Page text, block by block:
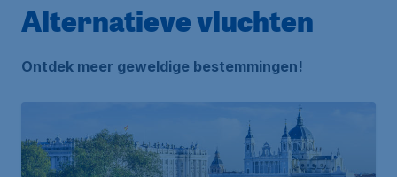
Alternatieve vluchten
Ontdek meer geweldige bestemmingen!